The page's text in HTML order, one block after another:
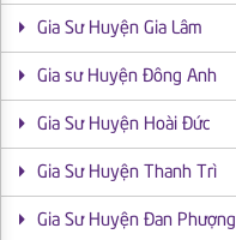
Gia Sư Huyện Gia Lâm
Gia sư Huyện Đông Anh
Gia Sư Huyện Hoài Đức
Gia Sư Huyện Thanh Trì
Gia Sư Huyện Đan Phượng